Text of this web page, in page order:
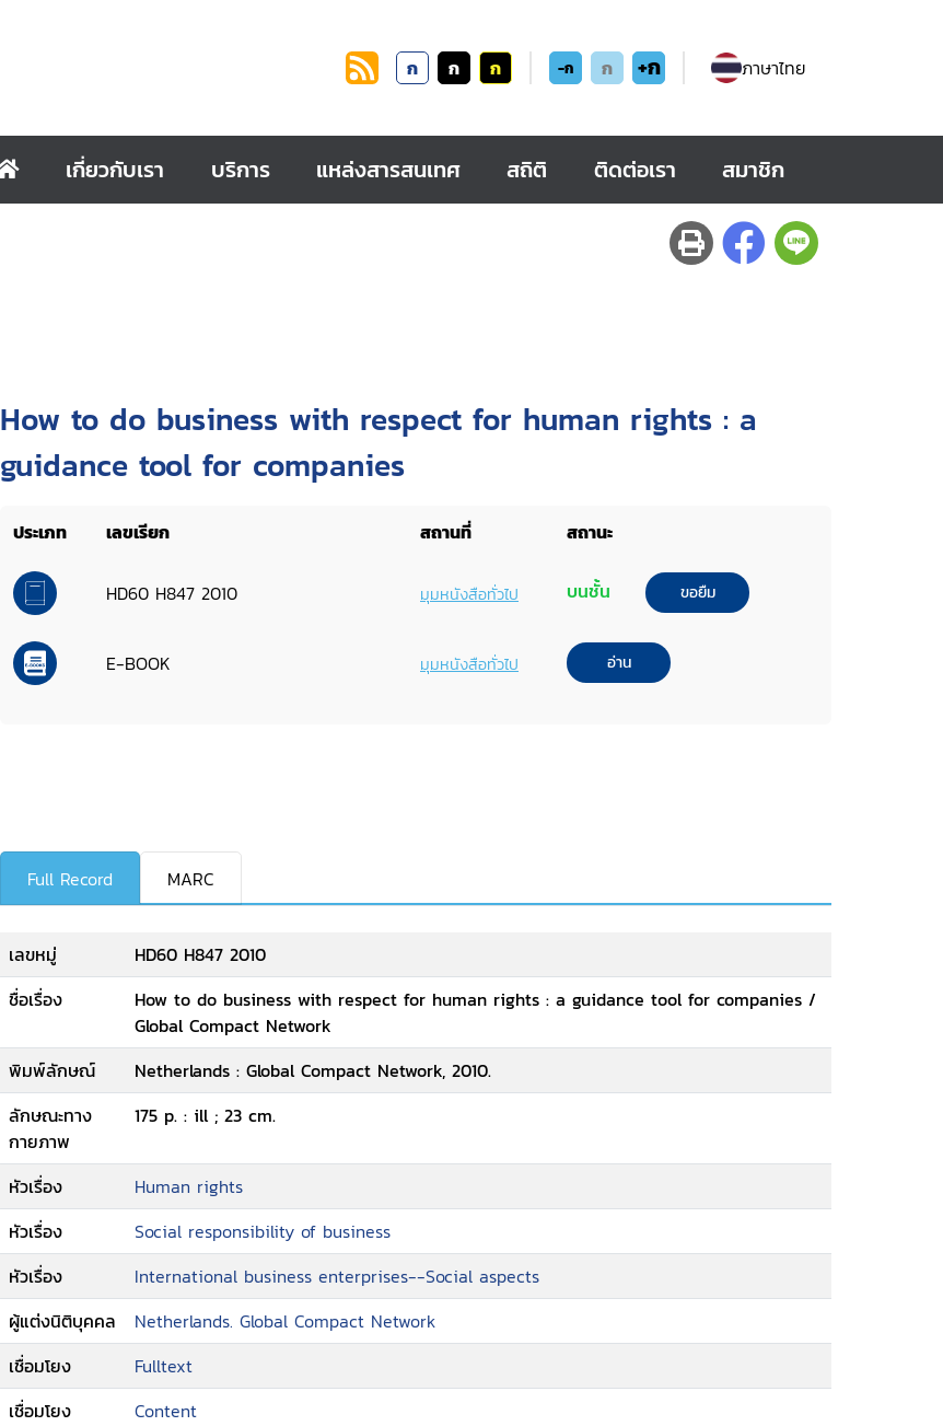
ก ก ก -ก ก +ก ภาษาไทย
เกี่ยวกับเรา บริการ แหล่งสารสนเทศ สถิติ ติดต่อเรา สมาชิก
How to do business with respect for human rights : a
guidance tool for companies
ประเภท เลขเรียก สถานที่ สถานะ
HD60 H847 2010 มุมหนังสือทั่วไป บนชั้น ขอยืม
E-BOOK มุมหนังสือทั่วไป อ่าน
Full Record MARC
เลขหมู่
HD60 H847 2010
ชื่อเรื่อง
How to do business with respect for human rights : a guidance tool for companies /
Global Compact Network
พิมพ์ลักษณ์
Netherlands : Global Compact Network, 2010.
ลักษณะทาง
กายภาพ
175 p. : ill ; 23 cm.
หัวเรื่อง
Human rights
หัวเรื่อง
Social responsibility of business
หัวเรื่อง
International business enterprises--Social aspects
ผู้แต่งนิติบุคคล
Netherlands. Global Compact Network
เชื่อมโยง
Fulltext
เชื่อมโยง
Content